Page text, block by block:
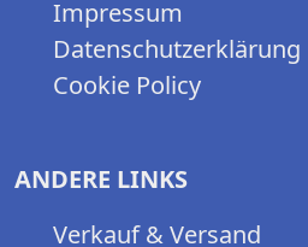
Impressum
Datenschutzerklärung
Cookie Policy
ANDERE LINKS
Verkauf & Versand